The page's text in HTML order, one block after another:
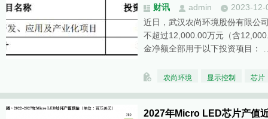
财讯 admin
2023-12-
近日，武汉农尚环境股份有限公
不超过12,000.00万元（含
金净额全部用于以下投资项目：
农尚环境 显示控制 芯片
2027年Micro LED芯片产值